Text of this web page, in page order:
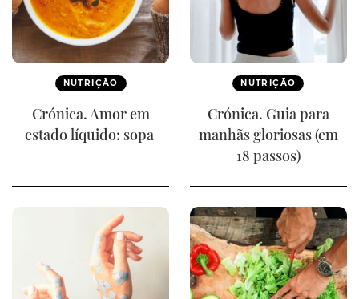
NUTRIÇÃO
Crónica. Amor em
estado líquido: sopa
NUTRIÇÃO
Crónica. Guia para
manhãs gloriosas (em
18 passos)